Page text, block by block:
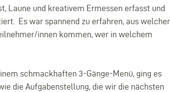
Laune und kreativem Ermessen erfasst und
Es war spannend zu erfahren, aus
innen kommen, wer in welchem
schmackhaften 3-Gänge-Menü, ging es
die Aufgabenstellung, die wir die nächsten